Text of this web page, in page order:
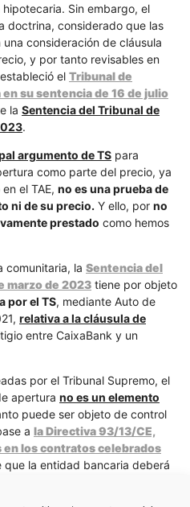
Sin embargo, el
doctrina, considerado que las
consideración de cláusula
y por tanto revisables en
el Tribunal de
su sentencia de 16 de julio
la Sentencia del Tribunal de
.
argumento de TS para
como parte del precio, ya
el TAE, no es una prueba de
ni de su precio. Y ello, por no
prestado como hemos
comunitaria, la Sentencia del
marzo de 2023 tiene por objeto
por el TS, mediante Auto de
relativa a la cláusula de
entre CaixaBank y un
por el Tribunal Supremo, el
apertura no es un elemento
puede ser objeto de control
a la Directiva 93/13/CE,
en los contratos celebrados
que la entidad bancaria deberá